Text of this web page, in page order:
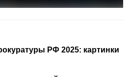
РФ 2025: картинки